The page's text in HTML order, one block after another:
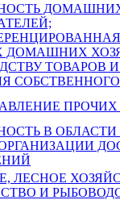
ДОМАШНИХ
ТОВАРОВ
В ОБЛАСТИ
ЛЕСНОЕ
И